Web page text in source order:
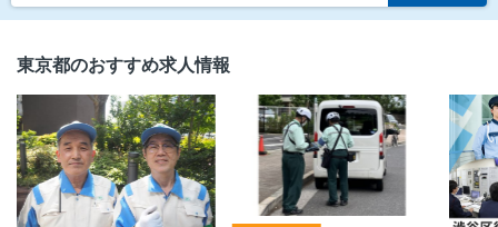
東京都のおすすめ求人情報